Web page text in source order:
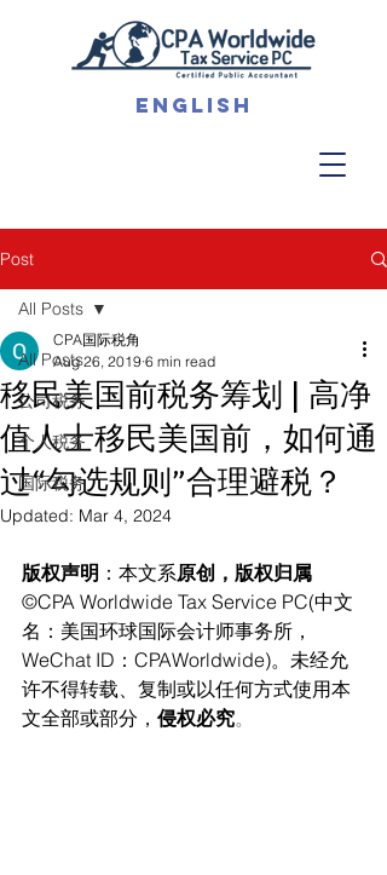
English
Post
All Posts
公司税务
个人税务
国际税务
All Posts
移民美国前税务筹划 | 高净
值人士移民美国前，如何通
过“勾选规则”合理避税？
CPA国际税角
Aug 26, 2019 6 min read
Updated: Mar 4, 2024
版权声明 ：本文系原创，版权归属
©CPA Worldwide Tax Service PC(中文
名：美国环球国际会计师事务所，
WeChat ID：CPAWorldwide)。未经允
许不得转载、复制或以任何方式使用本
文全部或部分， 侵权必究。